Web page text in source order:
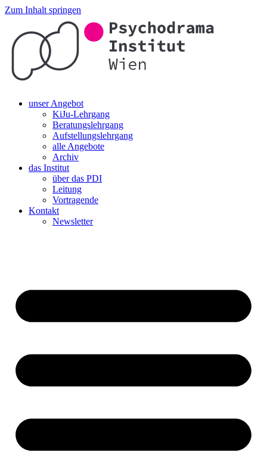
Zum Inhalt springen
unser Angebot
KiJu-Lehrgang
Beratungslehrgang
Aufstellungslehrgang
alle Angebote
Archiv
das Institut
über das PDI
Leitung
Vortragende
Kontakt
Newsletter